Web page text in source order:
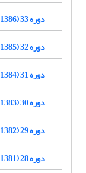
دوره 33 (1386)
دوره 32 (1385)
دوره 31 (1384)
دوره 30 (1383)
دوره 29 (1382)
دوره 28 (1381)